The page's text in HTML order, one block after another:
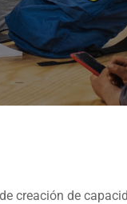
creación de